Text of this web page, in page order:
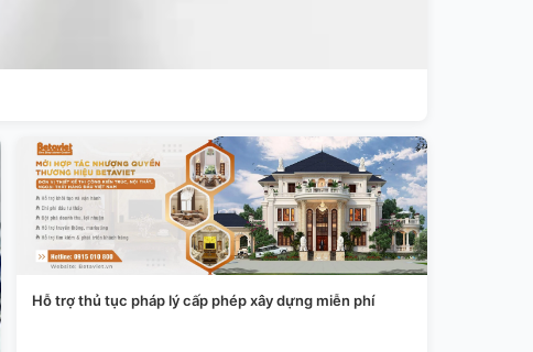
Hỗ trợ thủ tục pháp lý cấp phép xây dựng miễn phí